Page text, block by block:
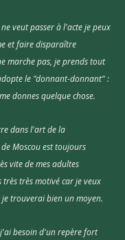
veut passer à l'acte je peux
et faire disparaître
marche pas, je prends tout
le "donnant-donnant" :
donnes quelque chose.
dans l'art de la
Moscou est toujours
vite de mes adultes
très très motivé car je veux
trouverai bien un moyen.
besoin d'un repère fort